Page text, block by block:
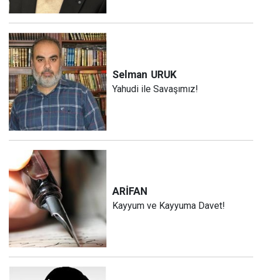
Selman URUK
Yahudi ile Savaşımız!
ARİFAN
Kayyum ve Kayyuma Davet!